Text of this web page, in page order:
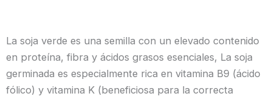
La soja verde es una semilla con un elevado contenido
en proteína, fibra y ácidos grasos esenciales, La soja
germinada es especialmente rica en vitamina B9 (ácido
fólico) y vitamina K (beneficiosa para la correcta